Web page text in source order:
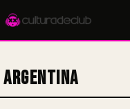
Argentina